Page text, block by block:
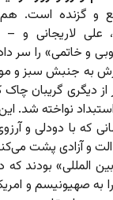
و گزنده است.
لاریجانی و
و خاتمی» را سر
به جنبش سبز و
دیگری گریبان چاک
نواخته شد.
که با دودلی و
و آزادی پشت
المللی» بودند
صهیونیسم و